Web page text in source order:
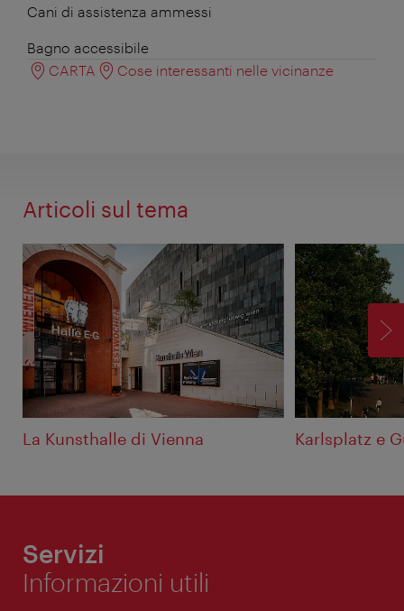
Cani di assistenza ammessi
Bagno accessibile
CARTA
Cose interessanti nelle vicinanze
Articoli sul tema
La Kunsthalle di Vienna Karlsplatz e
Servizi
Informazioni utili